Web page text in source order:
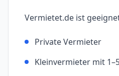
Vermietet.de ist
Private Vermieter
Kleinvermieter mit